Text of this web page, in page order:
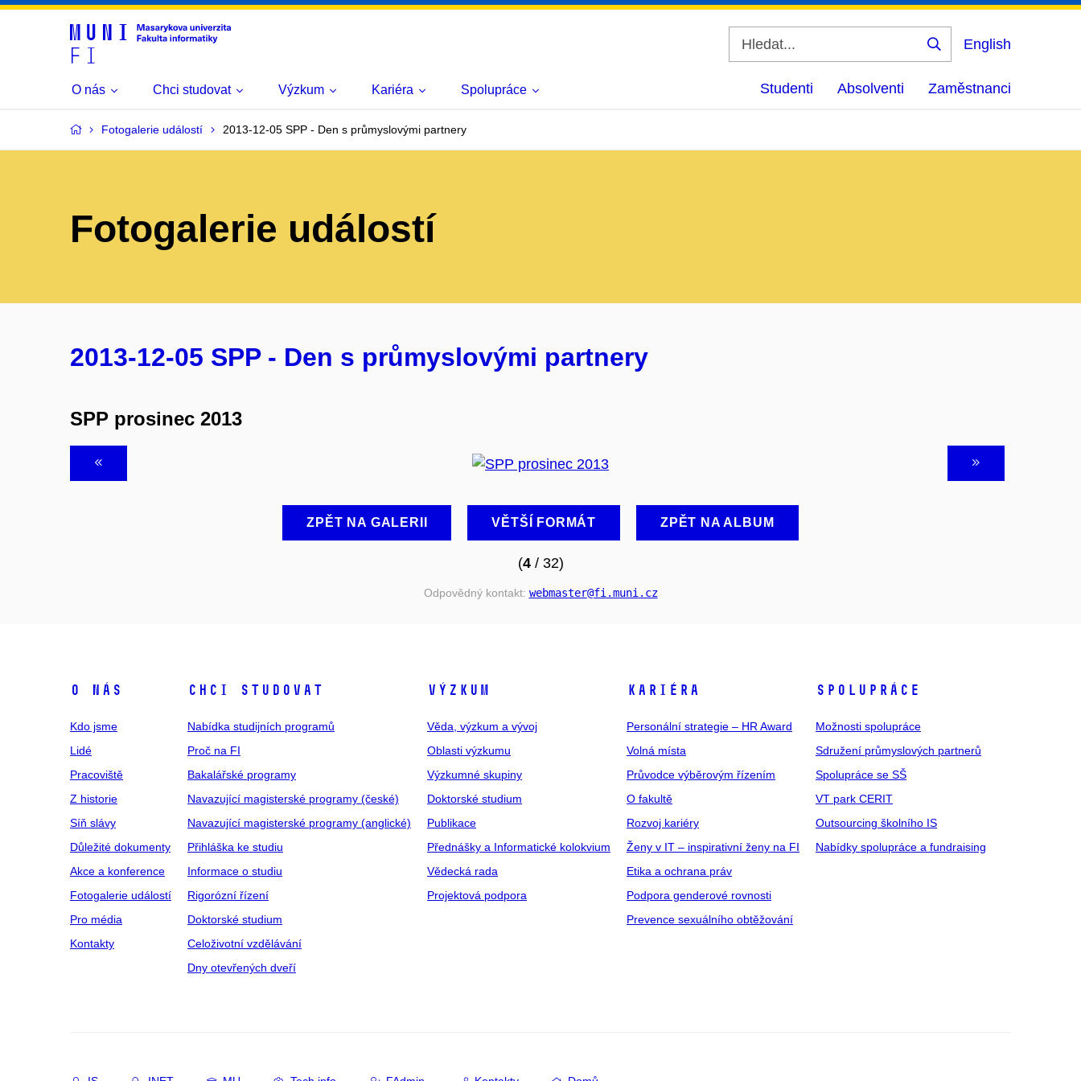
Vyhledat
English
O nás Chci studovat Výzkum Kariéra Spolupráce Studenti Absolventi Zaměstnanci
Fotogalerie událostí 2013-12-05 SPP - Den s průmyslovými partnery
Fotogalerie událostí
2013-12-05 SPP - Den s průmyslovými partnery
SPP prosinec 2013
ZPĚT NA GALERII VĚTŠÍ FORMÁT ZPĚT NA ALBUM
(4/ 32)
Odpovědný kontakt: webmaster@fi .muni .cz
O NÁS
Kdo jsme
Lidé
Pracoviště
Z historie
Síň slávy
Důležité dokumenty
Akce a konference
Fotogalerie událostí
Pro média
Kontakty
CHCI STUDOVAT
Nabídka studijních programů
Proč na FI
Bakalářské programy
Navazující magisterské programy (české)
Navazující magisterské programy (anglické)
Přihláška ke studiu
Informace o studiu
Rigorózní řízení
Doktorské studium
Celoživotní vzdělávání
Dny otevřených dveří
VÝZKUM
Věda, výzkum a vývoj
Oblasti výzkumu
Výzkumné skupiny
Doktorské studium
Publikace
Přednášky a Informatické kolokvium
Vědecká rada
Projektová podpora
KARIÉRA
Personální strategie – HR Award
Volná místa
Průvodce výběrovým řízením
O fakultě
Rozvoj kariéry
Ženy v IT – inspirativní ženy na FI
Etika a ochrana práv
Podpora genderové rovnosti
Prevence sexuálního obtěžování
SPOLUPRÁCE
Možnosti spolupráce
Sdružení průmyslových partnerů
Spolupráce se SŠ
VT park CERIT
Outsourcing školního IS
Nabídky spolupráce a fundraising